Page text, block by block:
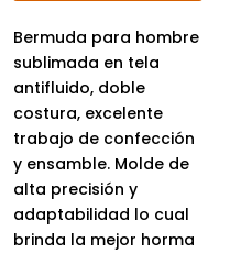
Bermuda para hombre
sublimada en tela
antifluido, doble
costura, excelente
trabajo de confección
y ensamble. Molde de
alta precisión y
adaptabilidad lo cual
brinda la mejor horma